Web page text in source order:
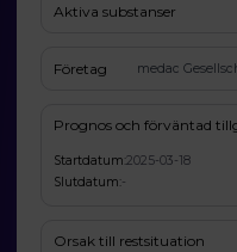
Aktiva substanser
Företag medac
Prognos och förväntad
Startdatum:2025-03-18
Slutdatum:-
Orsak till restsituation